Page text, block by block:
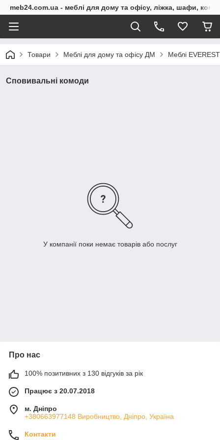
meb24.com.ua - меблі для дому та офісу, ліжка, шафи,
Товари Меблі для дому та офісу ДМ Меблі
Сповивальні комоди
У компанії поки немає товарів або послуг
Про нас
100% позитивних з 130 відгуків за рік
Працює з 20.07.2018
м. Дніпро
+380663977148 Виробництво, Дніпро, Україна
Контакти